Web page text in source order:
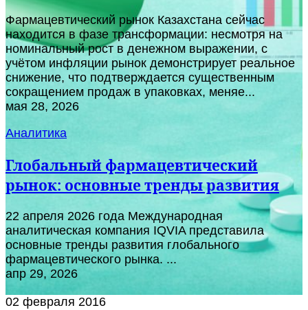
Фармацевтический рынок Казахстана сейчас
находится в фазе трансформации: несмотря на
номинальный рост в денежном выражении, с
учётом инфляции рынок демонстрирует реальное
снижение, что подтверждается существенным
сокращением продаж в упаковках, меняе...
мая 28, 2026
Аналитика
Глобальный фармацевтический
рынок: основные тренды развития
22 апреля 2026 года Международная
аналитическая компания IQVIA представила
основные тренды развития глобального
фармацевтического рынка. ...
апр 29, 2026
02 февраля 2016